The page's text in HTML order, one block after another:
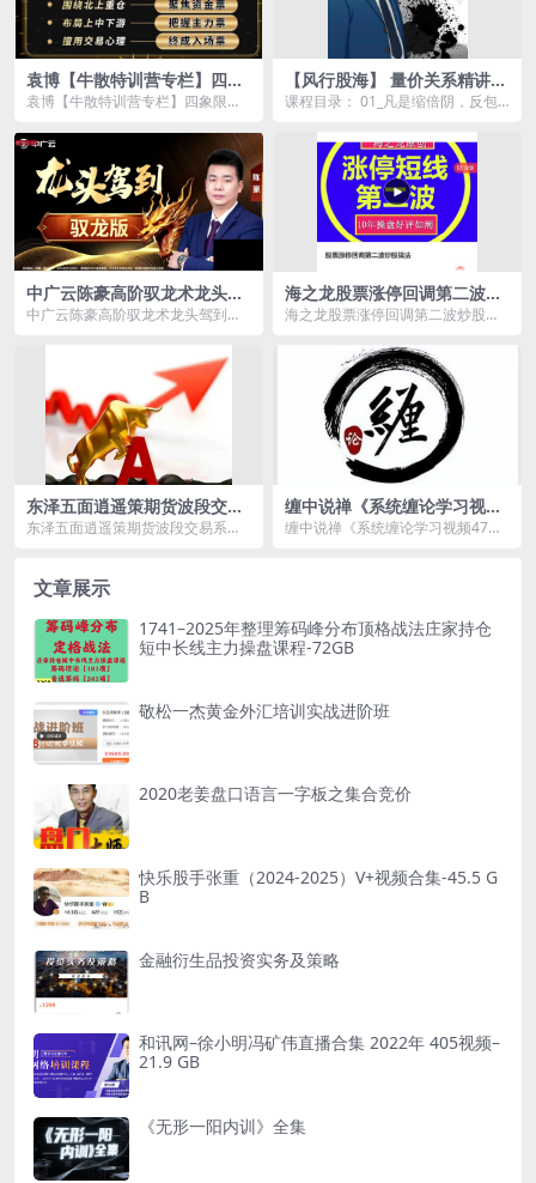
袁博【牛散特训营专栏】四象
限股票池战法
袁博【牛散特训营专栏】四象限股
0...
【风行股海】 量价关系精讲-
风行股海 2024视频课程
课程目录： 01_凡是缩倍阴，反包
的买入条...
中广云陈豪高阶驭龙术龙头驾
到驭龙版小班课
中广云陈豪高阶驭龙术龙头驾到驭
海之龙股票涨停回调第二波炒
股战法，涨停短线第二波
海之龙股票涨停回调第二波炒股战
东泽五面逍遥策期货波段交易
系统视频6集
东泽五面逍遥策期货波段交易系统
缠中说禅《系统缠论学习视频
47课+48集答疑课》
缠中说禅《系统缠论学习视频47课
文章展示
1741–2025年整理筹码峰分布顶格战法庄家持仓
短中长线主力操盘课程-72GB
敬松一杰黄金外汇培训实战进阶班
2020老姜盘口语言一字板之集合竞价
快乐股手张重（2024-2025）V+视频合集-45.5 G
B
金融衍生品投资实务及策略
和讯网–徐小明冯矿伟直播合集 2022年 405视频–
21.9 GB
《无形一阳内训》全集